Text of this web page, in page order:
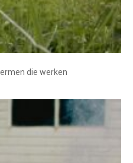
die werken